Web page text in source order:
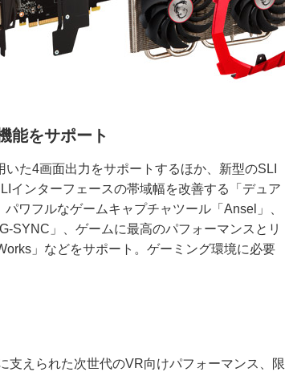
能をサポート
た4画面出力をサポートするほか、新型のSLI
インターフェースの帯域幅を改善する「デュア
ワフルなゲームキャプチャツール「Ansel」、
SYNC」、ゲームに最高のパフォーマンスとリ
」などをサポート。ゲーミング環境に必要
支えられた次世代のVR向けパフォーマンス、限